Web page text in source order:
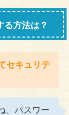
る方法は？
セキュリテ
、パスワー